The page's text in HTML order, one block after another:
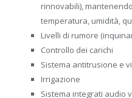
rinnovabili),
temperatura, umidità,
Livelli di rumore
Controllo dei carichi
Sistema antitrusione e
Irrigazione
Sistema integrati audio